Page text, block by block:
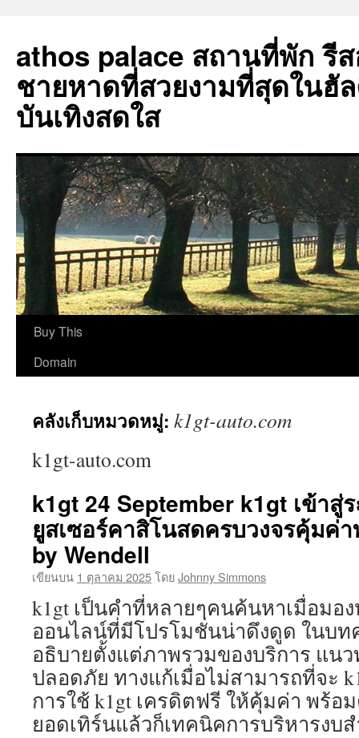
athos palace สถานที่พัก รี
ชายหาดที่สวยงามที่สุดในฮั
บันเทิงสดใส
ข้าม
ไป
เนื้อหา
Buy This
Domain
คลังเก็บหมวดหมู่: k1gt-auto.com
k1gt-auto.com
k1gt 24 September k1gt เข้าสู่
ยูสเซอร์คาสิโนสดครบวงจรคุ้มค่
by Wendell
เขียนบน 1 ตุลาคม 2025โดยJohnny Simmons
k1gt เป็นคำที่หลายๆคนค้นหาเมื่อมอ
ออนไลน์ที่มีโปรโมชั่นน่าดึงดูด ในบท
อธิบายตั้งแต่ภาพรวมของบริการ แนว
ปลอดภัย ทางแก้เมื่อไม่สามารถที่จะ
การใช้ k1gt เครดิตฟรี ให้คุ้มค่า พร้อ
ยอดเทิร์นแล้วก็เทคนิคการบริหารงบ